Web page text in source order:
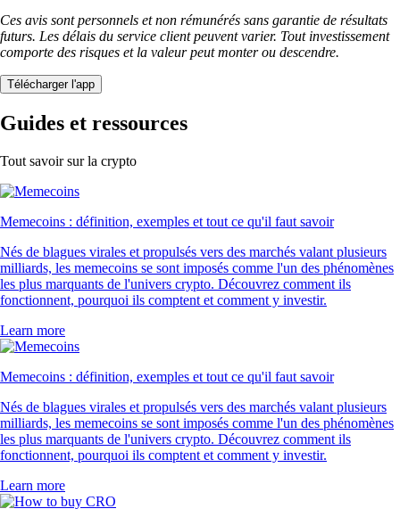
Ces avis sont personnels et non rémunérés sans garantie de résultats
futurs. Les délais du service client peuvent varier. Tout investissement
comporte des risques et la valeur peut monter ou descendre.
Télécharger l'app
Guides et ressources
Tout savoir sur la crypto
Memecoins : définition, exemples et tout ce qu'il faut savoir
Nés de blagues virales et propulsés vers des marchés valant plusieurs
milliards, les memecoins se sont imposés comme l'un des phénomènes
les plus marquants de l'univers crypto. Découvrez comment ils
fonctionnent, pourquoi ils comptent et comment y investir.
Learn more
Memecoins : définition, exemples et tout ce qu'il faut savoir
Nés de blagues virales et propulsés vers des marchés valant plusieurs
milliards, les memecoins se sont imposés comme l'un des phénomènes
les plus marquants de l'univers crypto. Découvrez comment ils
fonctionnent, pourquoi ils comptent et comment y investir.
Learn more